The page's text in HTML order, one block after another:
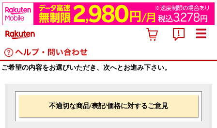
ご希望の内容をお選びいただき、次へとお進み下さい。
不適切な商品/表記/価格に対するご意見